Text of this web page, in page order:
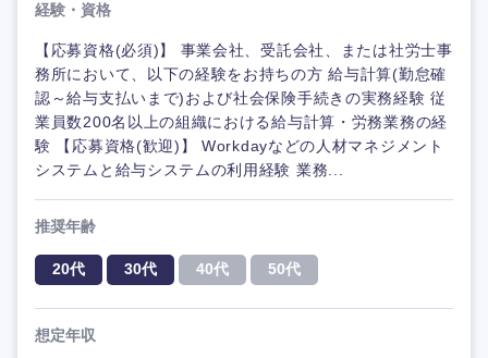
経験・資格
【応募資格(必須)】 事業会社、受託会社、または社労士事
務所において、以下の経験をお持ちの方 給与計算(勤怠確
認～給与支払いまで)および社会保険手続きの実務経験 従
業員数200名以上の組織における給与計算・労務業務の経
験 【応募資格(歓迎)】 Workdayなどの人材マネジメント
システムと給与システムの利用経験 業務...
推奨年齢
20代 30代 40代 50代
想定年収